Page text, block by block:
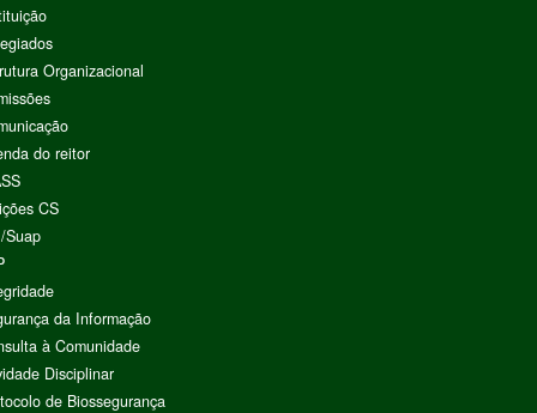
Organizacional
do reitor
CS
Suap
da Informação
à Comunidade
Disciplinar
de Biossegurança